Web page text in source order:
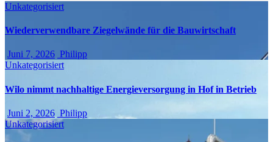
Unkategorisiert
Wiederverwendbare Ziegelwände für die Bauwirtschaft
Juni 7, 2026 Philipp
Unkategorisiert
Wilo nimmt nachhaltige Energieversorgung in Hof in Betrieb
Juni 2, 2026 Philipp
Unkategorisiert